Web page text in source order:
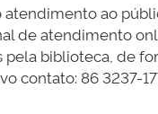
ao
de atendimento
biblioteca, de
contato: 86 3237-